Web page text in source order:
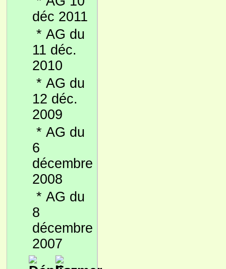
déc 2011
* AG du
11 déc.
2010
* AG du
12 déc.
2009
* AG du
6
décembre
2008
* AG du
8
décembre
2007